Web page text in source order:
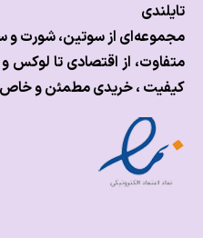
از سوتین، شورت و ست‌های
از اقتصادی تا لوکس وارسال
، خریدی مطمئن و خاص را با